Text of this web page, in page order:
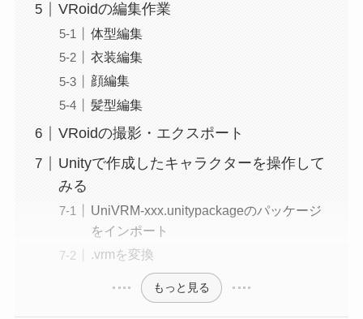
VRoidの編集作業
体型編集
衣装編集
顔編集
髪型編集
VRoidの撮影・エクスポート
Unityで作成したキャラクターを操作して
みる
UniVRM-xxx.unitypackageのパッケージ
をインポート
.vrmを変換
もっと見る